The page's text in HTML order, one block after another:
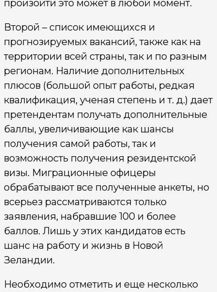
произойти это может в любой момент.
Второй – список имеющихся и
прогнозируемых вакансий, также как на
территории всей страны, так и по разным
регионам. Наличие дополнительных
плюсов (большой опыт работы, редкая
квалификация, ученая степень и т. д.) дает
претендентам получать дополнительные
баллы, увеличивающие как шансы
получения самой работы, так и
возможность получения резидентской
визы. Миграционные офицеры
обрабатывают все полученные анкеты, но
всерьез рассматриваются только
заявления, набравшие 100 и более
баллов. Лишь у этих кандидатов есть
шанс на работу и жизнь в Новой
Зеландии.
Необходимо отметить и еще несколько